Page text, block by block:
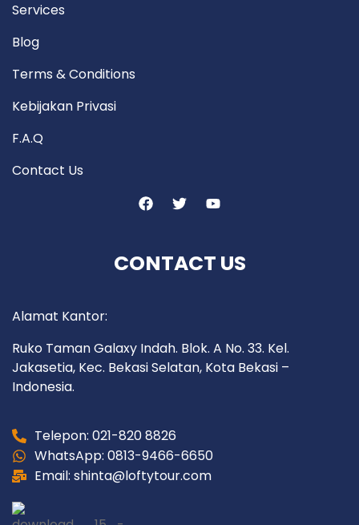
Services
Blog
Terms & Conditions
Kebijakan Privasi
F.A.Q
Contact Us
CONTACT US
Alamat Kantor:
Ruko Taman Galaxy Indah. Blok. A No. 33. Kel.
Jakasetia, Kec. Bekasi Selatan, Kota Bekasi –
Indonesia.
Telepon: 021-820 8826
WhatsApp: 0813-9466-6650
Email: shinta@loftytour.com